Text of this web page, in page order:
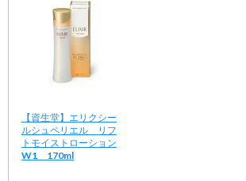
【資生堂】エリクシー
ルシュペリエル リフ
トモイストローション
W1 170ml